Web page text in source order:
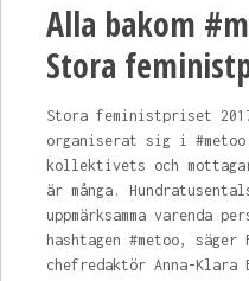
Alla bakom
Stora
Stora feministpriset
organiserat sig i
kollektivets och
är många.
uppmärksamma varenda
hashtagen #metoo,
chefredaktör Anna-